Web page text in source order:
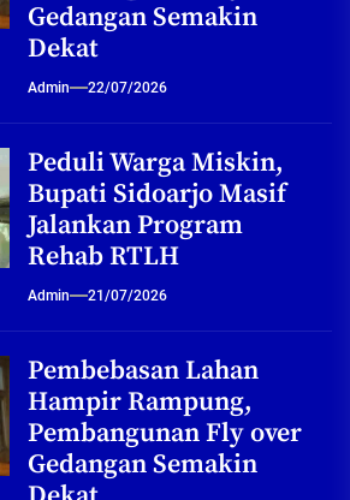
Gedangan Semakin
Dekat
Admin 22/07/2026
Peduli Warga Miskin,
Bupati Sidoarjo Masif
Jalankan Program
Rehab RTLH
Admin 21/07/2026
Pembebasan Lahan
Hampir Rampung,
Pembangunan Fly over
Gedangan Semakin